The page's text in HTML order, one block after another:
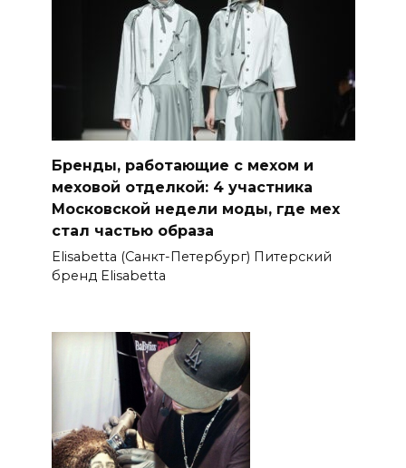
Бренды, работающие с мехом и
меховой отделкой: 4 участника
Московской недели моды, где мех
стал частью образа
Elisabetta (Санкт-Петербург) Питерский
бренд Elisabetta